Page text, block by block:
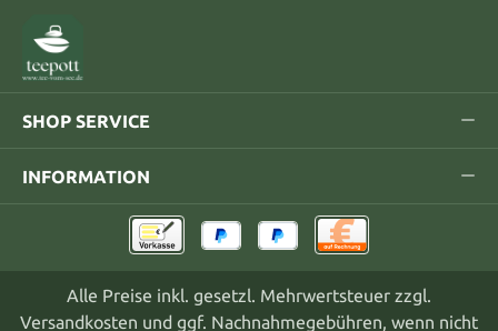
SHOP SERVICE
INFORMATION
Alle Preise inkl. gesetzl. Mehrwertsteuer zzgl.
Versandkosten und ggf. Nachnahmegebühren, wenn nicht